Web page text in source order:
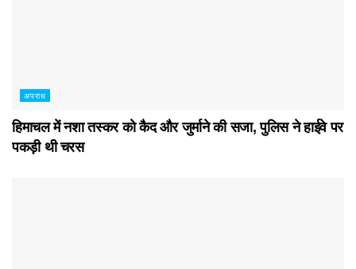
अपराध
हिमाचल में नशा तस्कर काे कैद और जुर्माने की सजा, पुलिस ने हाईवे पर
पकड़ी थी चरस